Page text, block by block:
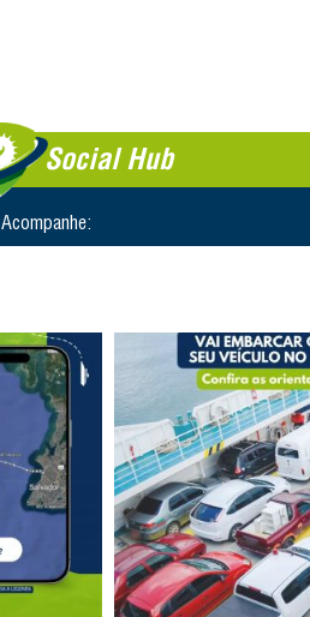
Social Hub
Acompanhe: